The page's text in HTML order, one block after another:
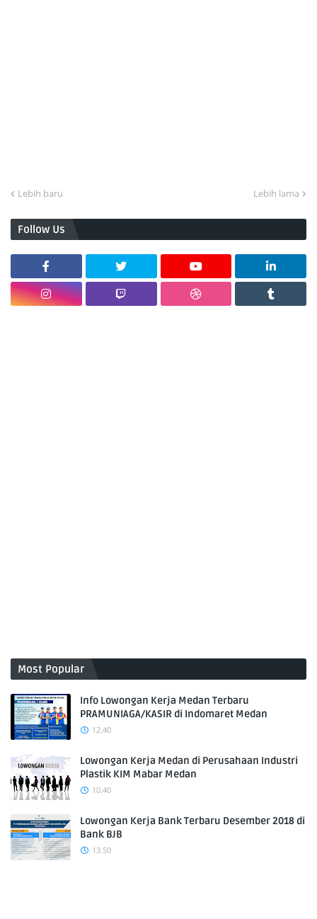
Lebih baru Lebih lama
Follow Us
Most Popular
Info Lowongan Kerja Medan Terbaru
PRAMUNIAGA/KASIR di Indomaret Medan
12.40
Lowongan Kerja Medan di Perusahaan Industri
Plastik KIM Mabar Medan
10.40
Lowongan Kerja Bank Terbaru Desember 2018 di
Bank BJB
13.50